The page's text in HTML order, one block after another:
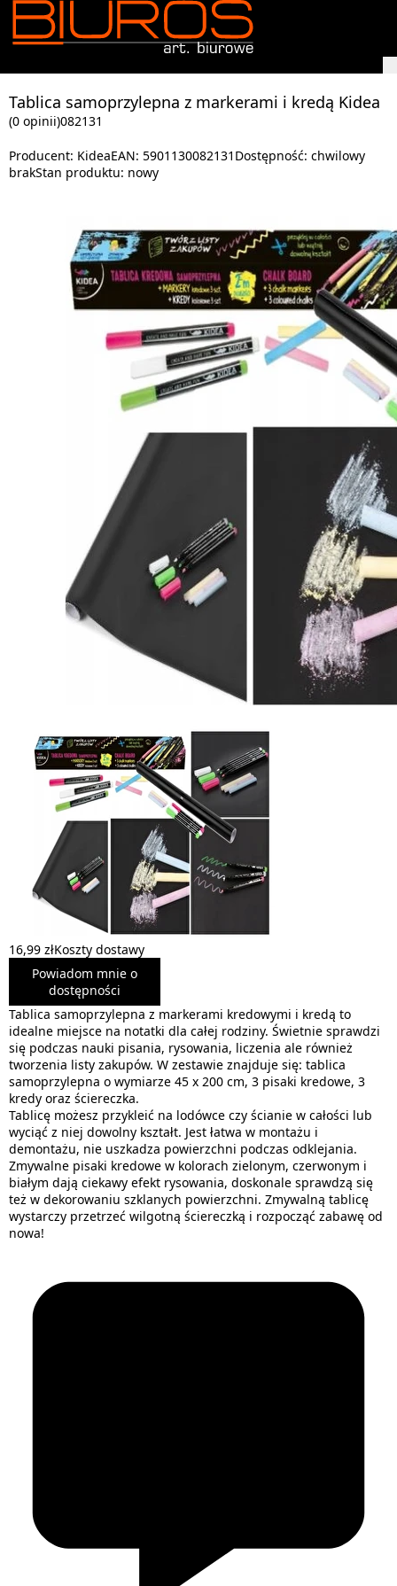
Tablica samoprzylepna z markerami i kredą Kidea
(0 opinii)082131
Producent: KideaEAN: 5901130082131 Dostępność: chwilowy
brakStan produktu: nowy
16,99 złKoszty dostawy
Powiadom mnie o
dostępności
Tablica samoprzylepna z markerami kredowymi i kredą to
idealne miejsce na notatki dla całej rodziny. Świetnie sprawdzi
się podczas nauki pisania, rysowania, liczenia ale również
tworzenia listy zakupów. W zestawie znajduje się: tablica
samoprzylepna o wymiarze 45 x 200 cm, 3 pisaki kredowe, 3
kredy oraz ściereczka.
Tablicę możesz przykleić na lodówce czy ścianie w całości lub
wyciąć z niej dowolny kształt. Jest łatwa w montażu i
demontażu, nie uszkadza powierzchni podczas odklejania.
Zmywalne pisaki kredowe w kolorach zielonym, czerwonym i
białym dają ciekawy efekt rysowania, doskonale sprawdzą się
też w dekorowaniu szklanych powierzchni. Zmywalną tablicę
wystarczy przetrzeć wilgotną ściereczką i rozpocząć zabawę od
nowa!